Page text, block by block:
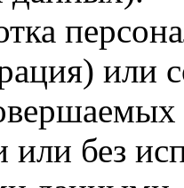
или
или без